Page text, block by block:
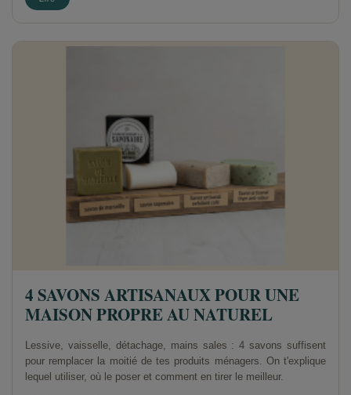
4 SAVONS ARTISANAUX POUR UNE
MAISON PROPRE AU NATUREL
Lessive, vaisselle, détachage, mains sales : 4 savons suffisent
pour remplacer la moitié de tes produits ménagers. On t'explique
lequel utiliser, où le poser et comment en tirer le meilleur.